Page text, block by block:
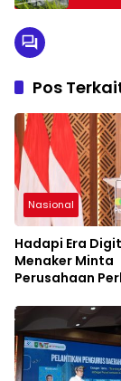
Pos
Nasional
Hadapi Era
Menaker Minta
Perusahaan